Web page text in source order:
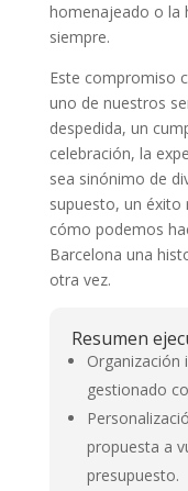
homenajeado o la
siempre.
Este compromiso
uno de nuestros
despedida, un
celebración, la
sea sinónimo de
supuesto, un
cómo podemos
Barcelona una
otra vez.
Resumen
Organización
gestionado
propuesta a
presupuesto.